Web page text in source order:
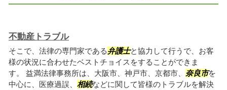
不動産トラブル
そこで、法律の専門家である弁護士と協力して行うで、お客
様の状況に合わせたベストチョイスをすることができま
す。 益満法律事務所は、大阪市、神戸市、京都市、 奈良市を
中心に、医療過誤、 相続などに関して皆様のトラブルを解決